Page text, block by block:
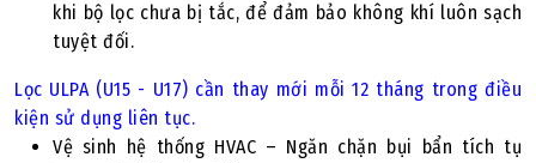
khi bộ lọc chưa bị tắc, để đảm bảo không khí luôn sạch
tuyệt đối.
Lọc ULPA (U15 - U17) cần thay mới mỗi 12 tháng trong điều
kiện sử dụng liên tục.
Vệ sinh hệ thống HVAC – Ngăn chặn bụi bẩn tích tụ